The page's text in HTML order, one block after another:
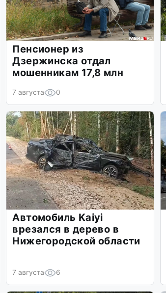
Пенсионер из
Дзержинска отдал
мошенникам 17,8 млн
7 августа 0
Автомобиль Kaiyi
врезался в дерево в
Нижегородской области
7 августа 6